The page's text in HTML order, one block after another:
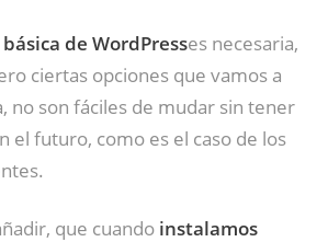
de WordPresses necesaria,
ciertas opciones que vamos a
no son fáciles de mudar sin tener
el futuro, como es el caso de los
que cuando instalamos